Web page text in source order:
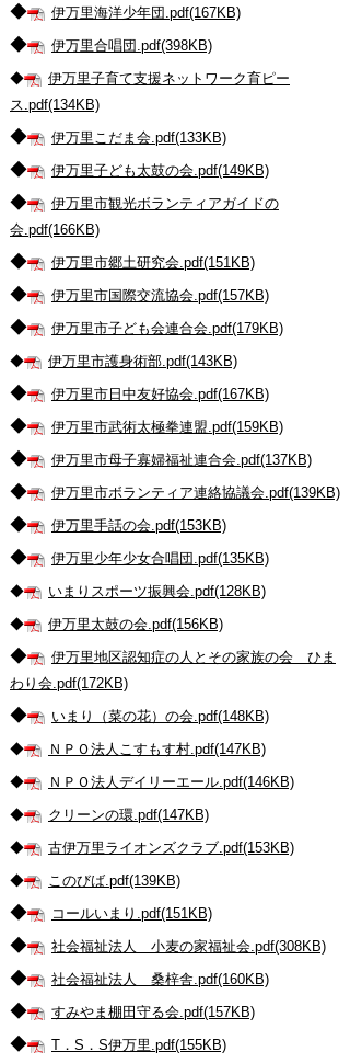
◆ 伊万里海洋少年団.pdf(167KB)
◆
伊万里合唱団.pdf(398KB)
◆
伊万里子育て支援ネットワーク育ピー
ス.pdf(134KB)
◆ 伊万里こだま会.pdf(133KB)
◆ 伊万里子ども太鼓の会.pdf(149KB)
◆
伊万里市観光ボランティアガイドの
会.pdf(166KB)
◆ 伊万里市郷土研究会.pdf(151KB)
◆ 伊万里市国際交流協会.pdf(157KB)
◆
伊万里市子ども会連合会.pdf(179KB)
◆
伊万里市護身術部.pdf(143KB)
◆ 伊万里市日中友好協会.pdf(167KB)
◆ 伊万里市武術太極拳連盟.pdf(159KB)
◆ 伊万里市母子寡婦福祉連合会.pdf(137KB)
◆ 伊万里市ボランティア連絡協議会.pdf(139KB)
◆ 伊万里手話の会.pdf(153KB)
◆
伊万里少年少女合唱団.pdf(135KB)
◆
いまりスポーツ振興会.pdf(128KB)
◆
伊万里太鼓の会.pdf(156KB)
◆
伊万里地区認知症の人とその家族の会 ひま
わり会.pdf(172KB)
◆
いまり（菜の花）の会.pdf(148KB)
◆
ＮＰＯ法人こすもす村.pdf(147KB)
◆
ＮＰＯ法人デイリーエール.pdf(146KB)
◆
クリーンの環.pdf(147KB)
◆
古伊万里ライオンズクラブ.pdf(153KB)
◆
このびば.pdf(139KB)
◆ コールいまり.pdf(151KB)
◆ 社会福祉法人 小麦の家福祉会.pdf(308KB)
◆ 社会福祉法人 桑梓舎.pdf(160KB)
◆ すみやま棚田守る会.pdf(157KB)
◆ T．S．S伊万里.pdf(155KB)